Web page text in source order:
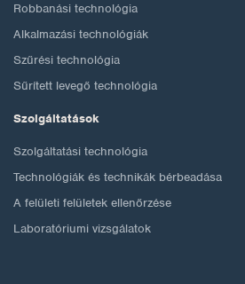
Robbanási technológia
Alkalmazási technológiák
Szűrési technológia
Sűrített levegő technológia
Szolgáltatások
Szolgáltatási technológia
Technológiák és technikák bérbeadása
A felületi felületek ellenőrzése
Laboratóriumi vizsgálatok